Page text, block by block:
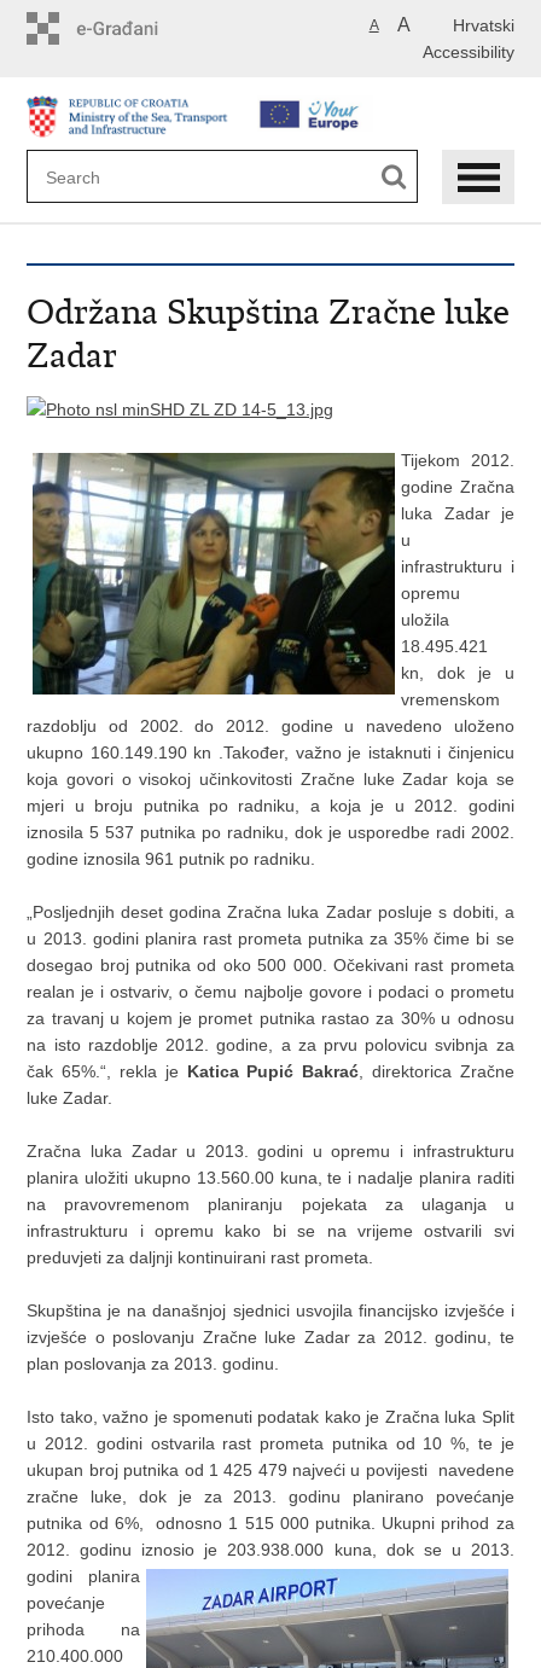
Hrvatski
A A
Accessibility
Održana Skupština Zračne luke
Zadar
Tijekom 2012.
godine Zračna
luka Zadar je
u
infrastrukturu i
opremu
uložila
18.495.421
kn, dok je u
vremenskom
razdoblju od 2002. do 2012. godine u navedeno uloženo
ukupno 160.149.190 kn .Također, važno je istaknuti i činjenicu
koja govori o visokoj učinkovitosti Zračne luke Zadar koja se
mjeri u broju putnika po radniku, a koja je u 2012. godini
iznosila 5 537 putnika po radniku, dok je usporedbe radi 2002.
godine iznosila 961 putnik po radniku.
„Posljednjih deset godina Zračna luka Zadar posluje s dobiti, a
u 2013. godini planira rast prometa putnika za 35% čime bi se
dosegao broj putnika od oko 500 000. Očekivani rast prometa
realan je i ostvariv, o čemu najbolje govore i podaci o prometu
za travanj u kojem je promet putnika rastao za 30% u odnosu
na isto razdoblje 2012. godine, a za prvu polovicu svibnja za
čak 65%.“, rekla je Katica Pupić Bakrać, direktorica Zračne
luke Zadar.
Zračna luka Zadar u 2013. godini u opremu i infrastrukturu
planira uložiti ukupno 13.560.00 kuna, te i nadalje planira raditi
na pravovremenom planiranju pojekata za ulaganja u
infrastrukturu i opremu kako bi se na vrijeme ostvarili svi
preduvjeti za daljnji kontinuirani rast prometa.
Skupština je na današnjoj sjednici usvojila financijsko izvješće i
izvješće o poslovanju Zračne luke Zadar za 2012. godinu, te
plan poslovanja za 2013. godinu.
Isto tako, važno je spomenuti podatak kako je Zračna luka Split
u 2012. godini ostvarila rast prometa putnika od 10 %, te je
ukupan broj putnika od 1 425 479 najveći u povijesti navedene
zračne luke, dok je za 2013. godinu planirano povećanje
putnika od 6%, odnosno 1 515 000 putnika. Ukupni prihod za
2012. godinu iznosio je 203.938.000 kuna, dok se u 2013.
godini planira
povećanje
prihoda na
210.400.000